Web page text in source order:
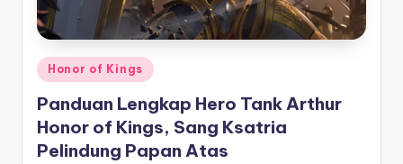
-
S
p
o
r
analisis,
dan
liputan
mendalam
seputar
dunia
e-
sport
Posted
in
Honor of Kings
Panduan Lengkap Hero Tank Arthur
Honor of Kings, Sang Ksatria
Pelindung Papan Atas